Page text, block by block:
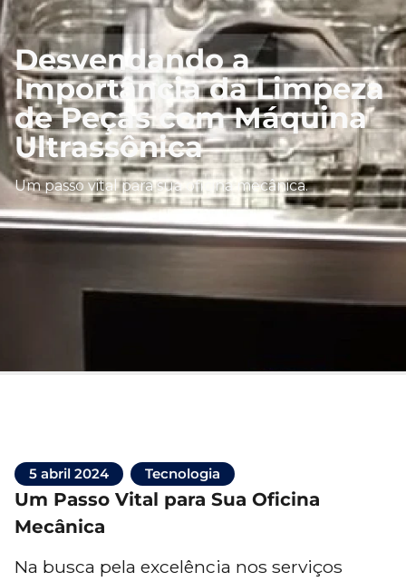
Desvendando a
Importância da Limpeza
de Peças com Máquina
Ultrassônica
Um passo vital para sua oficina mecânica.
5 abril 2024 Tecnologia
Um Passo Vital para Sua Oficina
Mecânica
Na busca pela excelência nos serviços